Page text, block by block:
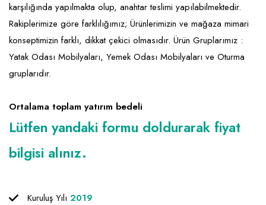
Seyahat - Rent A Car
Tabela - Dijital Baskı
karşılığında yapılmakta olup, anahtar teslimi yapılabilmektedir.
Rakiplerimize göre farklılığımız; Ürünlerimizin ve mağaza mimari
konseptimizin farklı, dikkat çekici olmasıdır. Ürün Gruplarımız :
Yatak Odası Mobilyaları, Yemek Odası Mobilyaları ve Oturma
gruplarıdır.
Ortalama toplam yatırım bedeli
Lütfen yandaki formu doldurarak fiyat
bilgisi alınız.
Kuruluş Yılı 2019